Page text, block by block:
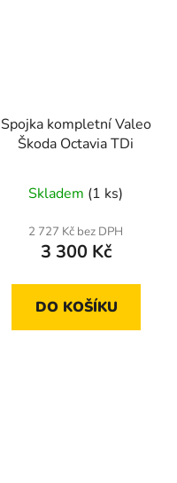
Spojka kompletní Valeo
Škoda Octavia TDi
Skladem (1 ks)
2 727 Kč bez DPH
3 300 Kč
DO KOŠÍKU